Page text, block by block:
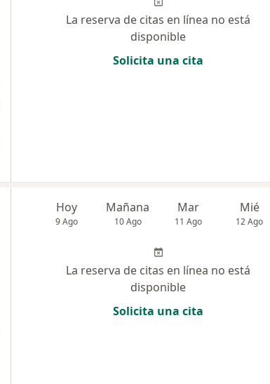
La reserva de citas en línea no está
disponible
Solicita una cita
Hoy
9 Ago
Mañana
10 Ago
Mar
11 Ago
Mié
12 Ago
La reserva de citas en línea no está
disponible
Solicita una cita